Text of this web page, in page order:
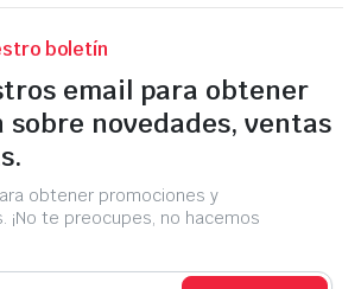
boletín
email para obtener
novedades, ventas
obtener promociones y
¡No te preocupes, no hacemos